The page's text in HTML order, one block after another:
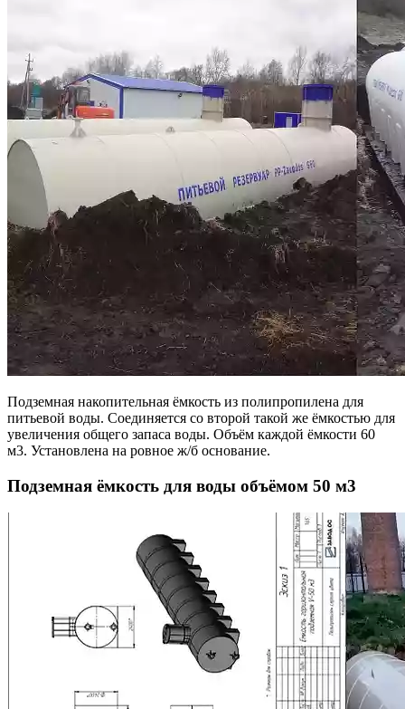
Подземная накопительная ёмкость из полипропилена для
питьевой воды. Соединяется со второй такой же ёмкостью для
увеличения общего запаса воды. Объём каждой ёмкости 60
м3. Установлена на ровное ж/б основание.
Подземная ёмкость для воды объёмом 50 м3